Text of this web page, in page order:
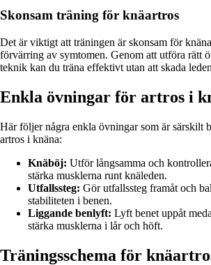
Skonsam träning för knäartros
Det är viktigt att träningen är skonsam för
förvärring av symtomen. Genom att utföra rätt
teknik kan du träna effektivt utan att skada
Enkla övningar för artros i
Här följer några enkla övningar som är särskilt
artros i knäna:
Knäböj: Utför långsamma och
stärka musklerna runt knäleden.
Utfallssteg: Gör utfallssteg framåt och
stabiliteten i benen.
Liggande benlyft: Lyft benet uppåt
stärka musklerna i lår och höft.
Träningsschema för